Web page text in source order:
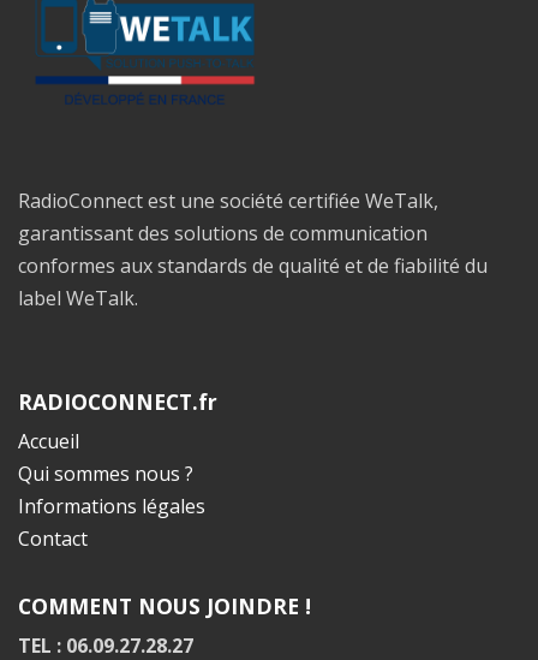
RadioConnect est une société certifiée WeTalk,
garantissant des solutions de communication
conformes aux standards de qualité et de fiabilité du
label WeTalk.
RADIOCONNECT.fr
Accueil
Qui sommes nous ?
Informations légales
Contact
COMMENT NOUS JOINDRE !
TEL : 06.09.27.28.27